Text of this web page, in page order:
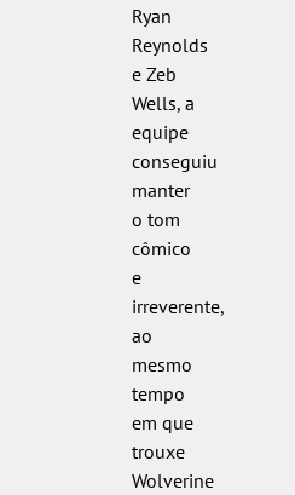
Ryan
Reynolds
e Zeb
Wells, a
equipe
conseguiu
manter
o tom
cômico
e
irreverente,
ao
mesmo
tempo
em que
trouxe
Wolverine